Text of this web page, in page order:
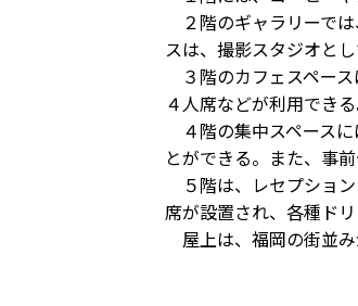
２階のギャラリーで
スは、撮影スタジオと
３階のカフェスペー
４人席などが利用できる
４階の集中スペース
とができる。また、事
５階は、レセプショ
席が設置され、各種ド
屋上は、福岡の街並